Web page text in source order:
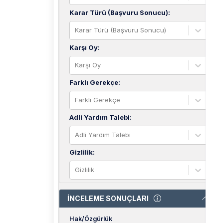
Karar Türü (Başvuru Sonucu):
Karar Türü (Başvuru Sonucu)
Karşı Oy:
Karşı Oy
Farklı Gerekçe:
Farklı Gerekçe
Adli Yardım Talebi:
Adli Yardım Talebi
Gizlilik:
Gizlilik
İNCELEME SONUÇLARI
Hak/Özgürlük